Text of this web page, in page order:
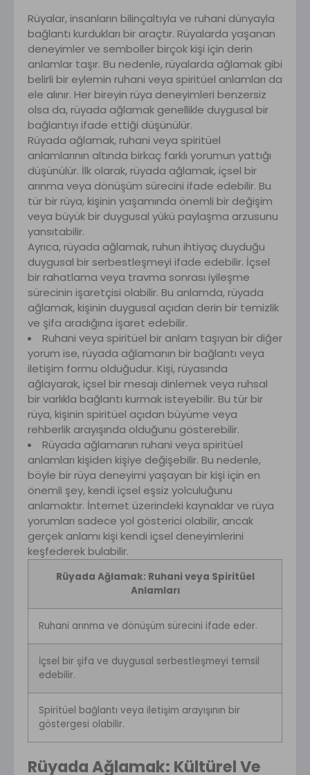
Rüyalar, insanların bilinçaltıyla ve ruhani dünyayla
bağlantı kurdukları bir araçtır. Rüyalarda yaşanan
deneyimler ve semboller birçok kişi için derin
anlamlar taşır. Bu nedenle, rüyalarda ağlamak gibi
belirli bir eylemin ruhani veya spiritüel anlamları da
ele alınır. Her bireyin rüya deneyimleri benzersiz
olsa da, rüyada ağlamak genellikle duygusal bir
bağlantıyı ifade ettiği düşünülür.
Rüyada ağlamak, ruhani veya spiritüel
anlamlarının altında birkaç farklı yorumun yattığı
düşünülür. İlk olarak, rüyada ağlamak, içsel bir
arınma veya dönüşüm sürecini ifade edebilir. Bu
tür bir rüya, kişinin yaşamında önemli bir değişim
veya büyük bir duygusal yükü paylaşma arzusunu
yansıtabilir.
Ayrıca, rüyada ağlamak, ruhun ihtiyaç duyduğu
duygusal bir serbestleşmeyi ifade edebilir. İçsel
bir rahatlama veya travma sonrası iyileşme
sürecinin işaretçisi olabilir. Bu anlamda, rüyada
ağlamak, kişinin duygusal açıdan derin bir temizlik
ve şifa aradığına işaret edebilir.
Ruhani veya spiritüel bir anlam taşıyan bir diğer
yorum ise, rüyada ağlamanın bir bağlantı veya
iletişim formu olduğudur. Kişi, rüyasında
ağlayarak, içsel bir mesajı dinlemek veya ruhsal
bir varlıkla bağlantı kurmak isteyebilir. Bu tür bir
rüya, kişinin spiritüel açıdan büyüme veya
rehberlik arayışında olduğunu gösterebilir.
Rüyada ağlamanın ruhani veya spiritüel
anlamları kişiden kişiye değişebilir. Bu nedenle,
böyle bir rüya deneyimi yaşayan bir kişi için en
önemli şey, kendi içsel eşsiz yolculuğunu
anlamaktır. İnternet üzerindeki kaynaklar ve rüya
yorumları sadece yol gösterici olabilir, ancak
gerçek anlamı kişi kendi içsel deneyimlerini
keşfederek bulabilir.
Rüyada Ağlamak: Ruhani veya Spiritüel
Anlamları
Ruhani arınma ve dönüşüm sürecini ifade eder.
İçsel bir şifa ve duygusal serbestleşmeyi temsil
edebilir.
Spiritüel bağlantı veya iletişim arayışının bir
göstergesi olabilir.
Rüyada Ağlamak: Kültürel Ve